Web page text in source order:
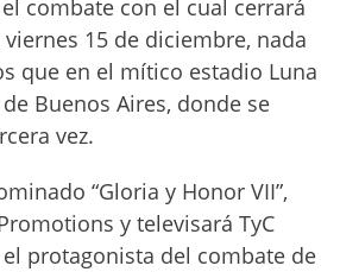
combate con el cual cerrará
viernes 15 de diciembre, nada
que en el mítico estadio Luna
Buenos Aires, donde se
vez.
“Gloria y Honor VII”,
y televisará TyC
el protagonista del combate de